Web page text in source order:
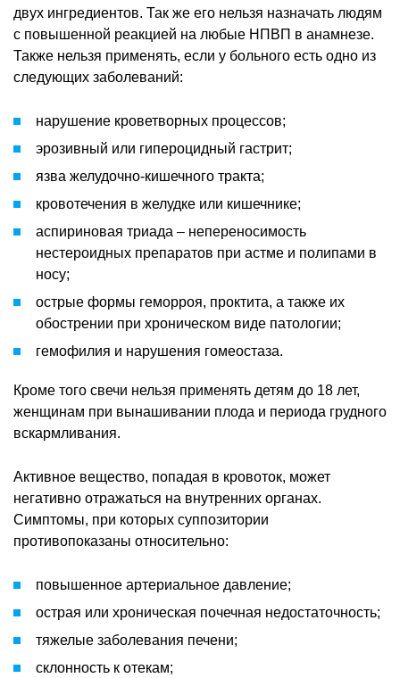
двух ингредиентов. Так же его нельзя назначать людям
с повышенной реакцией на любые НПВП в анамнезе.
Также нельзя применять, если у больного есть одно из
следующих заболеваний:
нарушение кроветворных процессов;
эрозивный или гипероцидный гастрит;
язва желудочно-кишечного тракта;
кровотечения в желудке или кишечнике;
аспириновая триада – непереносимость
нестероидных препаратов при астме и полипами в
носу;
острые формы геморроя, проктита, а также их
обострении при хроническом виде патологии;
гемофилия и нарушения гомеостаза.
Кроме того свечи нельзя применять детям до 18 лет,
женщинам при вынашивании плода и периода грудного
вскармливания.
Активное вещество, попадая в кровоток, может
негативно отражаться на внутренних органах.
Симптомы, при которых суппозитории
противопоказаны относительно:
повышенное артериальное давление;
острая или хроническая почечная недостаточность;
тяжелые заболевания печени;
склонность к отекам;